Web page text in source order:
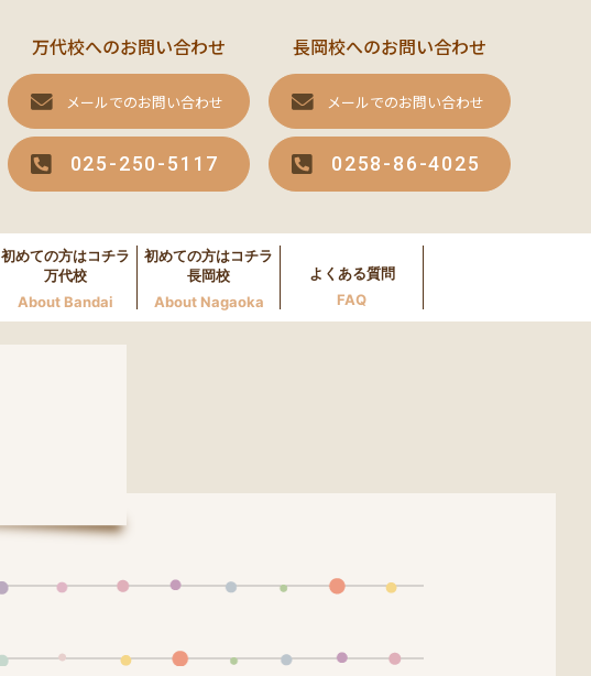
万代校へのお問い合わせ
メールでのお問い合わせ
025-250-5117
長岡校へのお問い合わせ
メールでのお問い合わせ
0258-86-4025
初めての方はコチラ
万代校
About Bandai
初めての方はコチラ
長岡校
About Nagaoka
よくある質問
FAQ